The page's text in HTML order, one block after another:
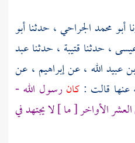
أبو محمد الجراحي، حدثناأبو
، حدثنا قتيبة ، حدثناعبد
عبيد الله ، عنإبراهيم ، عن
عنها قالت : كانرسول الله -
الأواخر [ ما ] لا يجتهد في